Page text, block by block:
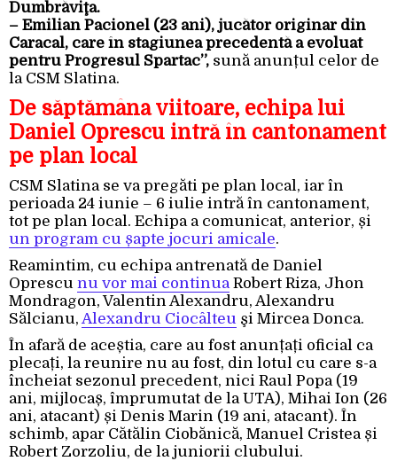
Dumbrăviţa.
– Emilian Pacionel (23 ani), jucător originar din
Caracal, care în stagiunea precedentă a evoluat
pentru Progresul Spartac”, sună anunțul celor de
la CSM Slatina.
De săptămâna viitoare, echipa lui
Daniel Oprescu intră în cantonament
pe plan local
CSM Slatina se va pregăti pe plan local, iar în
perioada 24 iunie – 6 iulie intră în cantonament,
tot pe plan local. Echipa a comunicat, anterior, și
un program cu șapte jocuri amicale.
Reamintim, cu echipa antrenată de Daniel
Oprescu nu vor mai continua Robert Riza, Jhon
Mondragon, Valentin Alexandru, Alexandru
Sălcianu, Alexandru Ciocâlteu şi Mircea Donca.
În afară de aceștia, care au fost anunțați oficial ca
plecați, la reunire nu au fost, din lotul cu care s-a
încheiat sezonul precedent, nici Raul Popa (19
ani, mijlocaș, împrumutat de la UTA), Mihai Ion (26
ani, atacant) și Denis Marin (19 ani, atacant). În
schimb, apar Cătălin Ciobănică, Manuel Cristea și
Robert Zorzoliu, de la juniorii clubului.